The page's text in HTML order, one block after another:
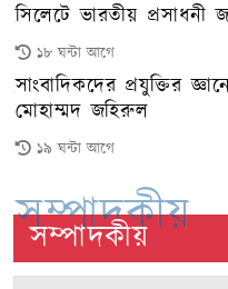
সিলেটে ভারতীয় প্রসাধনী
১৮ ঘন্টা আগে
সাংবাদিকদের প্রযুক্তির
মোহাম্মদ জহিরুল
১৯ ঘন্টা আগে
সম্পাদকীয়
সম্পাদকীয়